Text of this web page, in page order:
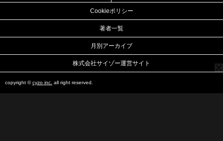
Cookieポリシー
著者一覧
月別アーカイブ
株式会社サイゾー運営サイト
copyright ©cyzo inc. all right reserved.